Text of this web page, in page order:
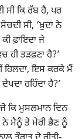
ਸੀ ਕਿ ਰੱਬ ਹੈ, ਪਰ
ਸੀ, ‘ਖ਼ੁਦਾ ਨੇ
ਫ਼ਾਇਦਾ ਜੇ
ਹੀ ਤੜਫ਼ਣਾ ਹੈ?’
ਹਿਲਦਾ, ਇਸ ਕਰਕੇ ਮੈਂ
ਰਹਿੰਦਾ ਹੈ?’
ਜੋ ਕਿ ਮੁਸਲਮਾਨ ਦਿਨ
ਨੇ ਮੈਨੂੰ ਤੇ ਮੇਰੀ ਭੈਣ ਨੂੰ